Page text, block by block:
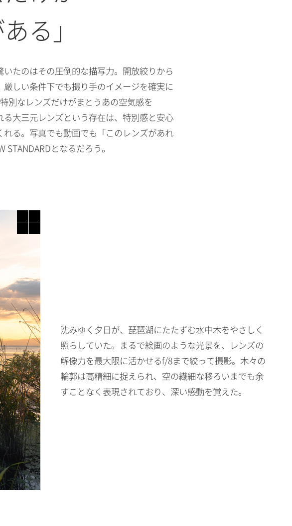
る」
たのはその圧倒的な描写力。開放絞りから
しい条件下でも撮り手のイメージを確実に
別なレンズだけがまとうあの空気感を
大三元レンズという存在は、特別感と安心
る。写真でも動画でも「このレンズがあれ
となるだろう。
沈みゆく夕日が、琵琶湖にたたずむ水中木をやさしく
照らしていた。まるで絵画のような光景を、レンズの
解像力を最大限に活かせるf/8まで絞って撮影。木々の
輪郭は高精細に捉えられ、空の繊細な移ろいまでも余
すことなく表現されており、深い感動を覚えた。